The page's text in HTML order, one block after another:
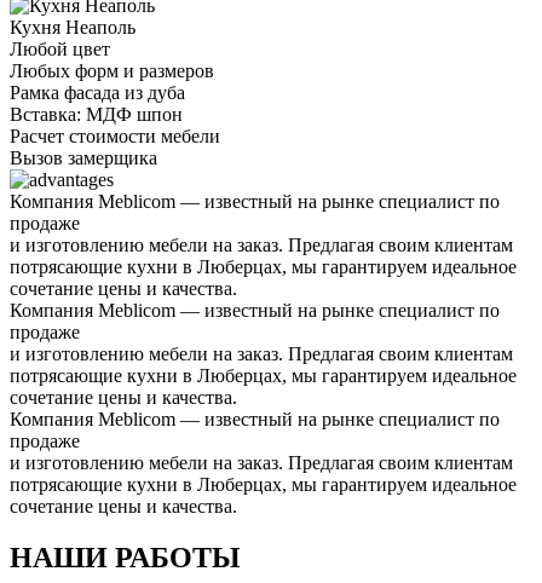
Кухня Неаполь
Любой цвет
Любых форм и размеров
Рамка фасада из дуба
Вставка: МДФ шпон
Расчет стоимости мебели
Вызов замерщика
Компания Meblicom — известный на рынке специалист по
продаже
и изготовлению мебели на заказ. Предлагая своим клиентам
потрясающие кухни в Люберцах, мы гарантируем идеальное
сочетание цены и качества.
Компания Meblicom — известный на рынке специалист по
продаже
и изготовлению мебели на заказ. Предлагая своим клиентам
потрясающие кухни в Люберцах, мы гарантируем идеальное
сочетание цены и качества.
Компания Meblicom — известный на рынке специалист по
продаже
и изготовлению мебели на заказ. Предлагая своим клиентам
потрясающие кухни в Люберцах, мы гарантируем идеальное
сочетание цены и качества.
НАШИ РАБОТЫ